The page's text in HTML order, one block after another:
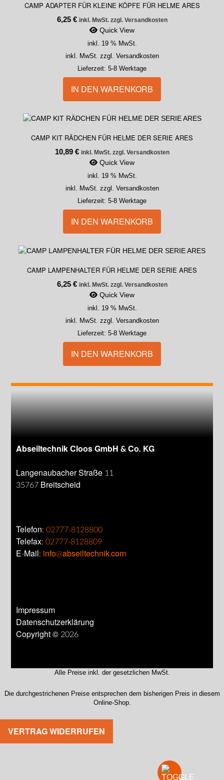
CAMP ADAPTER FÜR KLEINE KÖPFE FÜR HELME ARES
6,25 € inkl. MwSt. zzgl. Versandkosten
Quick View
inkl. 19 % MwSt.
inkl. MwSt. zzgl. Versandkosten
Lieferzeit: 5-8 Werktage
IN DEN WARENKORB
CAMP KIT RÄDCHEN FÜR HELME DER SERIE ARES
10,89 € inkl. MwSt. zzgl. Versandkosten
Quick View
inkl. 19 % MwSt.
inkl. MwSt. zzgl. Versandkosten
Lieferzeit: 5-8 Werktage
IN DEN WARENKORB
CAMP LAMPENHALTER FÜR HELME DER SERIE ARES
6,25 € inkl. MwSt. zzgl. Versandkosten
Quick View
inkl. 19 % MwSt.
inkl. MwSt. zzgl. Versandkosten
Lieferzeit: 5-8 Werktage
IN DEN WARENKORB
Abseiltechnik Cloos GmbH & Co. KG
Langenaubacher Straße 11
35767 Breitscheid
Telefon:02777-8128800
Telefax:02777-8128809
E-Mail: info@abseiltechnik.com
Impressum
Datenschutzerklärung
Copyright © 2026
Alle Preise inkl. der gesetzlichen MwSt.
Die durchgestrichenen Preise entsprechen dem bisherigen Preis in diesem
Online-Shop.
VERTRAG WIDERRUFEN